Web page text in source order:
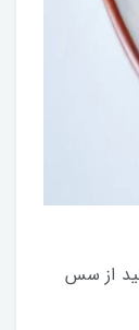
از سس